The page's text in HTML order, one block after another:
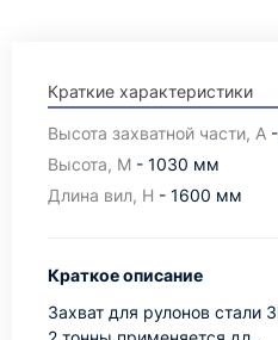
Краткие характеристики
Высота захватной части, А
Высота, М - 1030 мм
Длина вил, Н - 1600 мм
Краткое описание
Захват для рулонов стали